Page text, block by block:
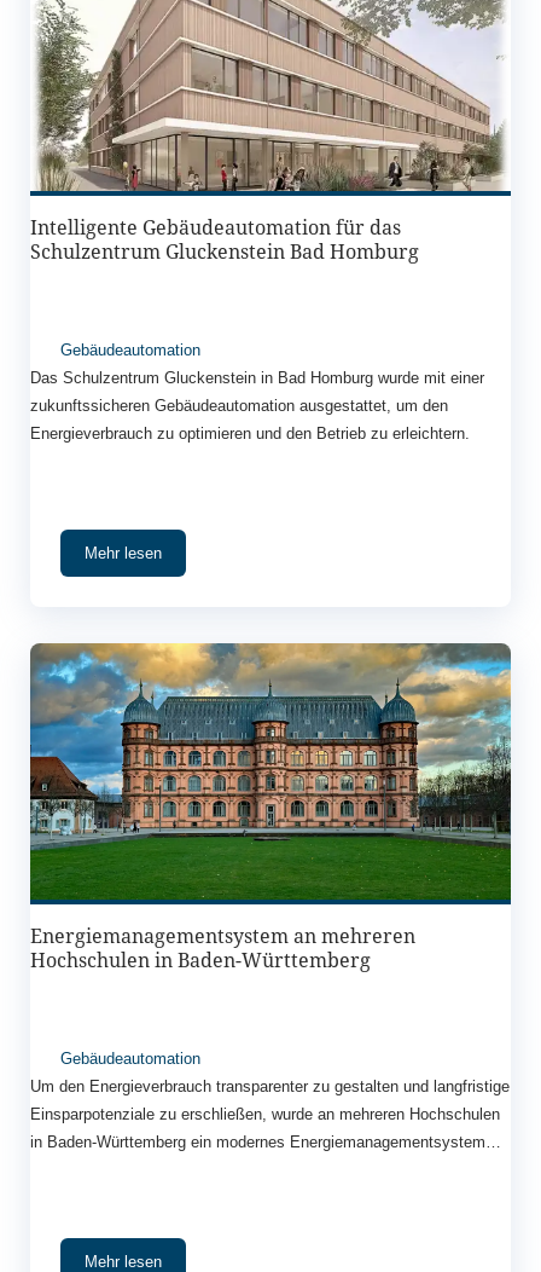
Intelligente Gebäudeautomation für das
Schulzentrum Gluckenstein Bad Homburg
Gebäudeautomation
Das Schulzentrum Gluckenstein in Bad Homburg wurde mit einer
zukunftssicheren Gebäudeautomation ausgestattet, um den
Energieverbrauch zu optimieren und den Betrieb zu erleichtern.
Mehr lesen
Energiemanagementsystem an mehreren
Hochschulen in Baden-Württemberg
Gebäudeautomation
Um den Energieverbrauch transparenter zu gestalten und langfristige
Einsparpotenziale zu erschließen, wurde an mehreren Hochschulen
in Baden-Württemberg ein modernes Energiemanagementsystem
Mehr lesen